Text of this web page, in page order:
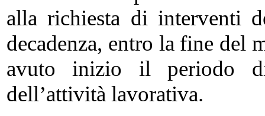
alla richiesta di interventi
decadenza, entro la fine del
avuto inizio il periodo
dell’attività lavorativa.